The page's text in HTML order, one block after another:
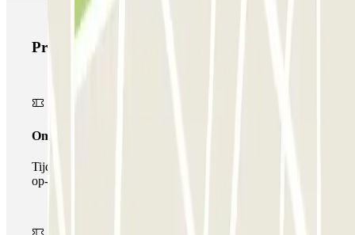
Producten van Parclick
Onepass
Tijdens je verblijf kun je de parkeerplaats maar één keer
op- en afrijden.